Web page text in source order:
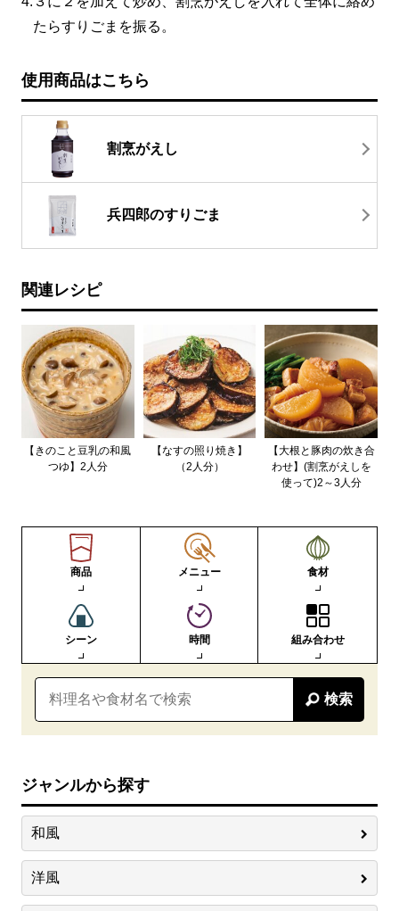
たらすりごまを振る。
使用商品はこちら
割烹がえし
兵四郎のすりごま
関連レシピ
【きのこと豆乳の和風
つゆ】2人分
【なすの照り焼き】
（2人分）
【大根と豚肉の炊き合
わせ】(割烹がえしを
使って)2～3人分
商品 メニュー 食材
シーン 時間 組み合わせ
検索
ジャンルから探す
和風
洋風